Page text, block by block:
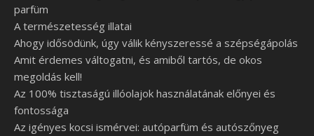
parfüm
A természetesség illatai
Ahogy idősödünk, úgy válik kényszeressé a szépségápolás
Amit érdemes váltogatni, és amiből tartós, de okos
megoldás kell!
Az 100% tisztaságú illóolajok használatának előnyei és
fontossága
Az igényes kocsi ismérvei: autóparfüm és autószőnyeg